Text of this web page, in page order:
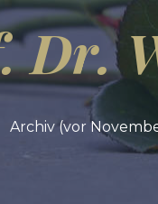
Dr.
Archiv (vor